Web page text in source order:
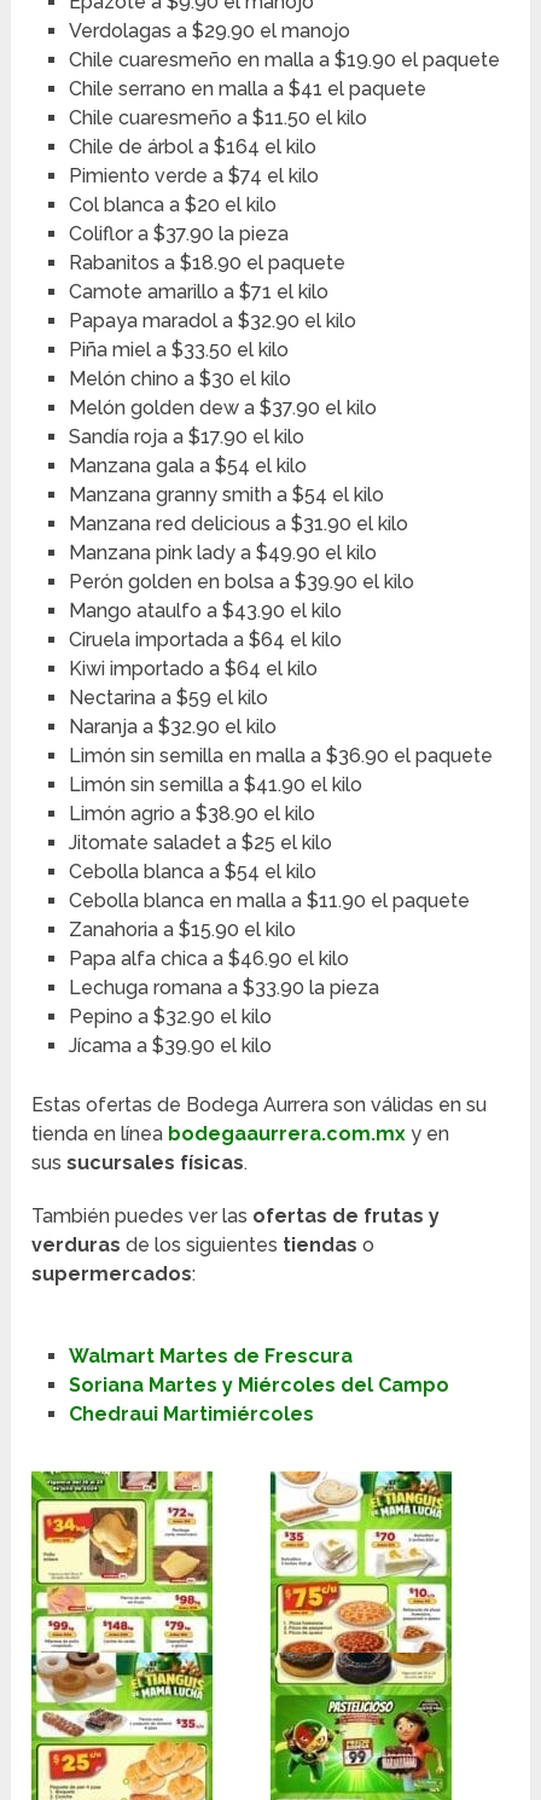
Verdolagas a $29.90 el manojo
Chile cuaresmeño en malla a $19.90 el paquete
Chile serrano en malla a $41 el paquete
Chile cuaresmeño a $11.50 el kilo
Chile de árbol a $164 el kilo
Pimiento verde a $74 el kilo
Col blanca a $20 el kilo
Coliflor a $37.90 la pieza
Rabanitos a $18.90 el paquete
Camote amarillo a $71 el kilo
Papaya maradol a $32.90 el kilo
Piña miel a $33.50 el kilo
Melón chino a $30 el kilo
Melón golden dew a $37.90 el kilo
Sandía roja a $17.90 el kilo
Manzana gala a $54 el kilo
Manzana granny smith a $54 el kilo
Manzana red delicious a $31.90 el kilo
Manzana pink lady a $49.90 el kilo
Perón golden en bolsa a $39.90 el kilo
Mango ataulfo a $43.90 el kilo
Ciruela importada a $64 el kilo
Kiwi importado a $64 el kilo
Nectarina a $59 el kilo
Naranja a $32.90 el kilo
Limón sin semilla en malla a $36.90 el paquete
Limón sin semilla a $41.90 el kilo
Limón agrio a $38.90 el kilo
Jitomate saladet a $25 el kilo
Cebolla blanca a $54 el kilo
Cebolla blanca en malla a $11.90 el paquete
Zanahoria a $15.90 el kilo
Papa alfa chica a $46.90 el kilo
Lechuga romana a $33.90 la pieza
Pepino a $32.90 el kilo
Jícama a $39.90 el kilo
Estas ofertas de Bodega Aurrera son válidas en su
tienda en línea bodegaaurrera.com.mx y en
sussucursales físicas.
También puedes ver las ofertas de frutas y
verdurasde los siguientes tiendas o
supermercados:
Walmart Martes de Frescura
Soriana Martes y Miércoles del Campo
Chedraui Martimiércoles